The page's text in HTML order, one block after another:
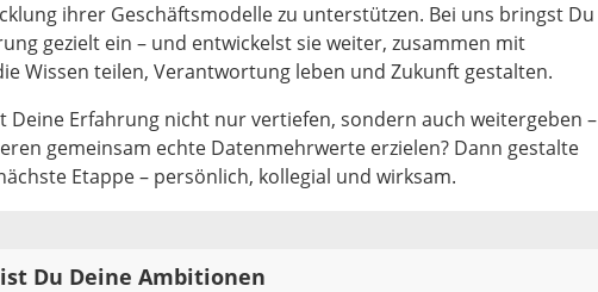
ihrer Geschäftsmodelle zu unterstützen. Bei uns bringst Du
gezielt ein – und entwickelst sie weiter, zusammen mit
Wissen teilen, Verantwortung leben und Zukunft gestalten.
Deine Erfahrung nicht nur vertiefen, sondern auch weitergeben –
gemeinsam echte Datenmehrwerte erzielen? Dann gestalte
Etappe – persönlich, kollegial und wirksam.
Du Deine Ambitionen